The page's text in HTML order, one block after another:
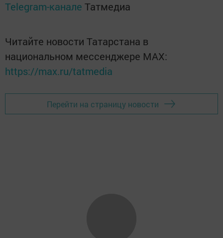
Telegram-канале Татмедиа
Читайте новости Татарстана в
национальном мессенджере MАХ:
https://max.ru/tatmedia
Перейти на страницу новости